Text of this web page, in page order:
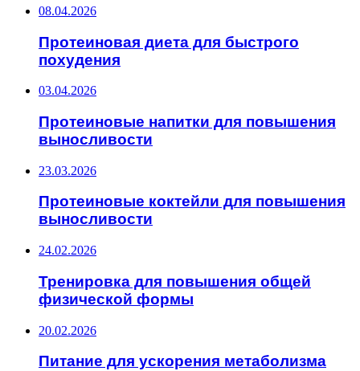
08.04.2026
Протеиновая диета для быстрого
похудения
03.04.2026
Протеиновые напитки для повышения
выносливости
23.03.2026
Протеиновые коктейли для повышения
выносливости
24.02.2026
Тренировка для повышения общей
физической формы
20.02.2026
Питание для ускорения метаболизма